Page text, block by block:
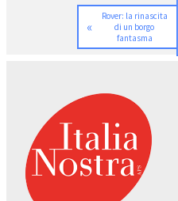
«
Rover: la rinascita
di un borgo
fantasma